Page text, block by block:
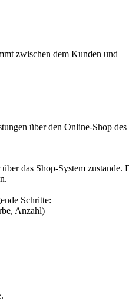
zwischen dem Kunden und
über den Online-Shop
das Shop-System
Schritte:
Anzahl)